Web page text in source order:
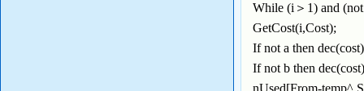
While (i＞1) and
GetCost(i,Cost);
If not a then
If not b then
nUsed[From-